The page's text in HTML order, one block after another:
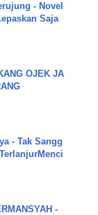
- Novel
Saja
OJEK JA
- Tak Sangg
-